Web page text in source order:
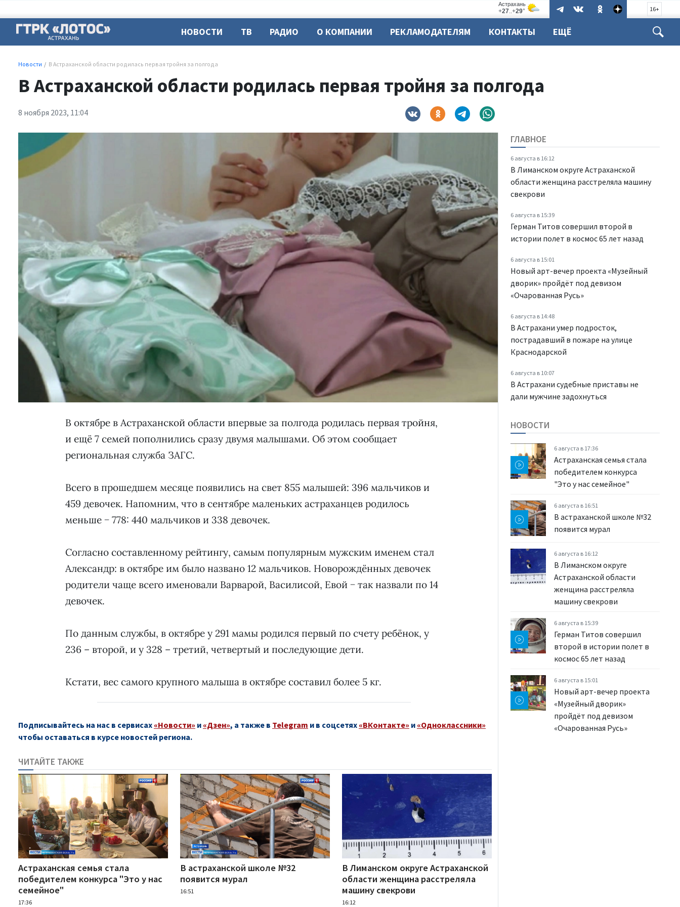
16+
НОВОСТИ ТВ РАДИО О КОМПАНИИ РЕКЛАМОДАТЕЛЯМ КОНТАКТЫ ЕЩЁ
Новости В Астраханской области родилась первая тройня за полгода
В Астраханской области родилась первая тройня за полгода
8 ноября 2023, 11:04
ГЛАВНОЕ
6 августа в 16:12
В Лиманском округе Астраханской
области женщина расстреляла машину
свекрови
6 августа в 15:39
Герман Титов совершил второй в
истории полет в космос 65 лет назад
6 августа в 15:01
Новый арт-вечер проекта «Музейный
дворик» пройдёт под девизом
«Очарованная Русь»
6 августа в 14:48
В Астрахани умер подросток,
пострадавший в пожаре на улице
Краснодарской
6 августа в 10:07
В Астрахани судебные приставы не
дали мужчине задохнуться
В октябре в Астраханской области впервые за полгода родилась первая тройня,
и ещё 7 семей пополнились сразу двумя малышами. Об этом сообщает
региональная служба ЗАГС.
Всего в прошедшем месяце появились на свет 855 малышей: 396 мальчиков и
459 девочек. Напомним, что в сентябре маленьких астраханцев родилось
меньше − 778: 440 мальчиков и 338 девочек.
Согласно составленному рейтингу, самым популярным мужским именем стал
Александр: в октябре им было названо 12 мальчиков. Новорождённых девочек
родители чаще всего именовали Варварой, Василисой, Евой − так назвали по 14
девочек.
По данным службы, в октябре у 291 мамы родился первый по счету ребёнок, у
236 – второй, и у 328 – третий, четвертый и последующие дети.
Кстати, вес самого крупного малыша в октябре составил более 5 кг.
Подписывайтесь на нас в сервисах «Новости» и «Дзен», а также в Telegram и в соцсетях «ВКонтакте» и «Одноклассники»
чтобы оставаться в курсе новостей региона.
ЧИТАЙТЕ ТАКЖЕ
Астраханская семья стала
победителем конкурса "Это у нас
семейное"
17:36
В астраханской школе №32
появится мурал
16:51
В Лиманском округе Астраханской
области женщина расстреляла
машину свекрови
16:12
НОВОСТИ
6 августа в 17:36
Астраханская семья стала
победителем конкурса
"Это у нас семейное"
6 августа в 16:51
В астраханской школе №32
появится мурал
6 августа в 16:12
В Лиманском округе
Астраханской области
женщина расстреляла
машину свекрови
6 августа в 15:39
Герман Титов совершил
второй в истории полет в
космос 65 лет назад
6 августа в 15:01
Новый арт-вечер проекта
«Музейный дворик»
пройдёт под девизом
«Очарованная Русь»